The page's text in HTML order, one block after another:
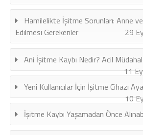
Hamilelikte İşitme Sorunları: Anne
Edilmesi Gerekenler
29
Ani İşitme Kaybı Nedir? Acil
11
Yeni Kullanıcılar İçin İşitme Cihazı
10
İşitme Kaybı Yaşamadan Önce